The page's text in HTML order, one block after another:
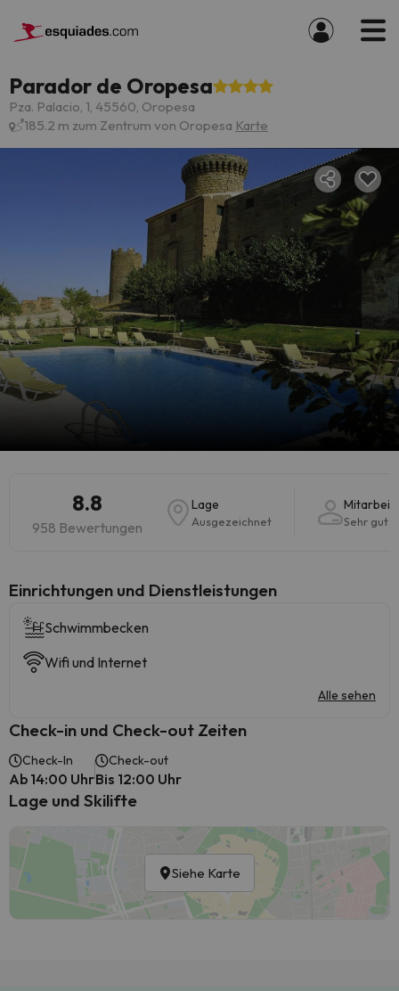
Parador de Oropesa
Pza. Palacio, 1, 45560, Oropesa
185.2 m zum Zentrum von Oropesa Karte
8.8
958 Bewertungen
Lage
Ausgezeichnet Sehr gut
​Einrichtungen und Dienstleistungen
Schwimmbecken
Wifi und Internet
Alle sehen
Check-in und Check-out Zeiten
Check-In
Ab 14:00 Uhr
Check-out
Bis 12:00 Uhr
Lage und Skilifte
Siehe Karte